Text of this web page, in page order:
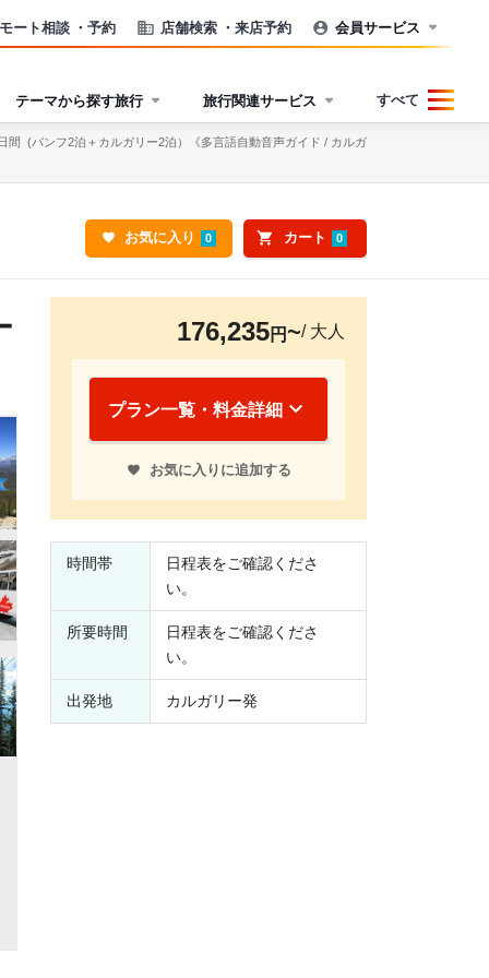
ート相談 ・予約 店舗検索 ・来店予約 会員サービス
テーマから探す旅行 旅行関連サービス すべて
間 (バンフ2泊＋カルガリー2泊）《多言語自動音声ガイド / カルガ
お気に入り 0 カート 0
176,235円 / 大人
プラン一覧・料金詳細
お気に入りに追加する
時間帯
日程表をご確認くださ
い。
所要時間
日程表をご確認くださ
い。
出発地 カルガリー発